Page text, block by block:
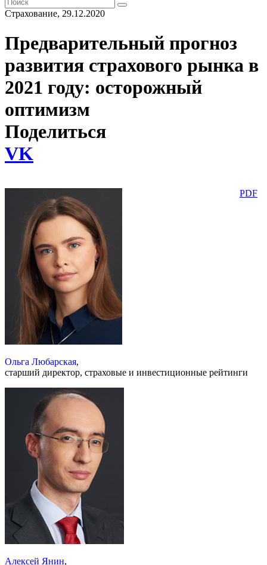
Страхование, 29.12.2020
Предварительный прогноз
развития страхового рынка в
2021 году: осторожный
оптимизм
Поделиться
VK
PDF
Ольга Любарская,
старший директор, страховые и инвестиционные рейтинги
Алексей Янин,